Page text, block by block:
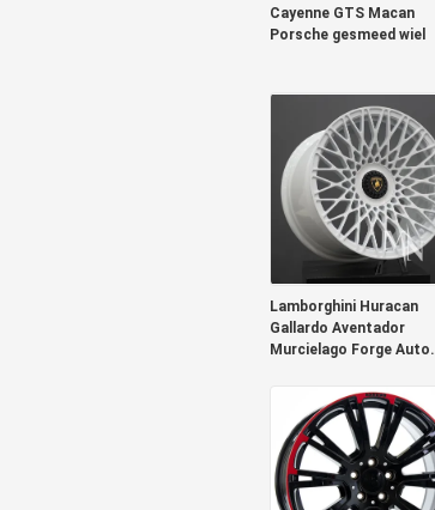
Cayenne GTS Macan
Porsche gesmeed wiel
Lamborghini Huracan
Gallardo Aventador
Murcielago Forge Auto